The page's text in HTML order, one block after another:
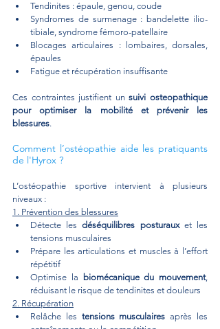
Tendinites : épaule, genou, coude
Syndromes de surmenage : bandelette ilio-
tibiale, syndrome fémoro-patellaire
Blocages articulaires : lombaires, dorsales,
épaules
Fatigue et récupération insuffisante
Ces contraintes justifient un suivi osteopathique
pour optimiser la mobilité et prévenir les
blessures.
Comment l’ostéopathie aide les pratiquants
de l'Hyrox ?
L’ostéopathie sportive intervient à plusieurs
niveaux :
1. Prévention des blessures
Détecte les déséquilibres posturaux et les
tensions musculaires
Prépare les articulations et muscles à l’effort
répétitif
Optimise la
biomécanique du mouvement,
réduisant le risque de tendinites et douleurs
2. Récupération
Relâche les tensions musculaires après les